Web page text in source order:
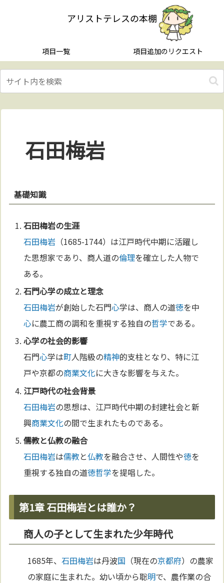
アリストテレスの本棚
項目一覧 項目追加のリクエスト
石田梅岩
基礎知識
石田梅岩の生涯
石田梅岩 （1685-1744）は江戸時代中期に活躍し
た思想家であり、商人道の倫理を確立した人物で
ある。
石門心学の成立と理念
石田梅岩が創始した石門心学は、商人の道徳を中
心に農工商の調和を重視する独自の哲学である。
心学の社会的影響
石門心学は町人階級の精神的支柱となり、特に江
戸や京都の商業文化に大きな影響を与えた。
江戸時代の社会背景
石田梅岩の思想は、江戸時代中期の封建社会と新
興商業文化の間で生まれたものである。
儒教と仏教の融合
石田梅岩は儒教と仏教を融合させ、人間性や徳を
重視する独自の道徳哲学を提唱した。
第1章 石田梅岩とは誰か？
商人の子として生まれた少年時代
1685年、石田梅岩は丹波国 （現在の京都府）の農家
の家庭に生まれた。幼い頃から聡明で、農作業の合